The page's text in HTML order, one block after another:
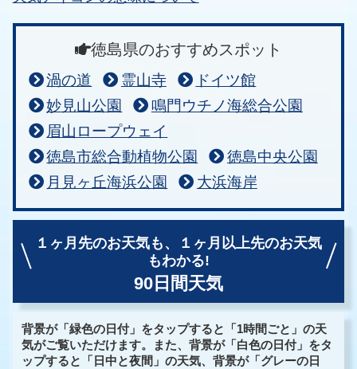
徳島県のおすすめスポット
渦の道 霊山寺
ドイツ館
妙見山公園
鳴門ウチノ海総合公園
眉山ロープウェイ
徳島市総合動植物公園
徳島中央公園
月見ヶ丘海浜公園
大浜海岸
１ヶ月先のお天気も、
１ヶ月以上先のお天気
もわかる!
90日間天気
背景が「緑色の日付」をタップすると「1時間ごと」の天
気がご覧いただけます。また、背景が「白色の日付」をタ
ップすると「日中と夜間」の天気、背景が「グレーの日